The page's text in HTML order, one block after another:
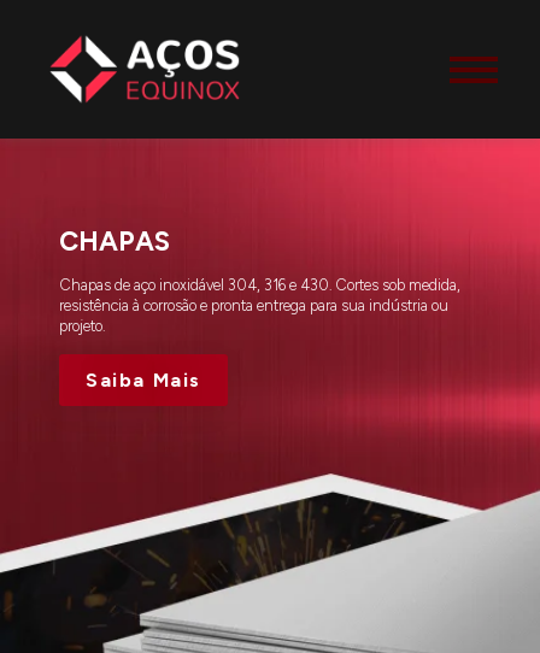
aplicações industriais e
resistência e entrega rápida em
CHAPAS
Chapas de aço inoxidável 304, 316 e 430. Cortes sob medida,
resistência à corrosão e pronta entrega para sua indústria ou
projeto.
Saiba Mais